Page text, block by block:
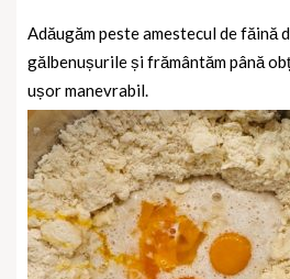
Adăugăm peste amestecul de făină
gălbenușurile și frământăm până
ușor manevrabil.